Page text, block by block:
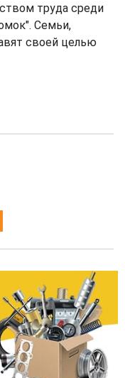
труда среди
Семьи,
своей целью